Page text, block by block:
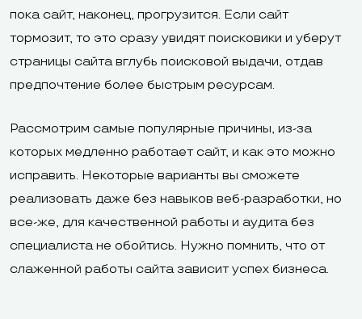
пока сайт, наконец, прогрузится. Если сайт
тормозит, то это сразу увидят поисковики и уберут
страницы сайта вглубь поисковой выдачи, отдав
предпочтение более быстрым ресурсам.
Рассмотрим самые популярные причины, из-за
которых медленно работает сайт, и как это можно
исправить. Некоторые варианты вы сможете
реализовать даже без навыков веб-разработки, но
все-же, для качественной работы и аудита без
специалиста не обойтись. Нужно помнить, что от
слаженной работы сайта зависит успех бизнеса.